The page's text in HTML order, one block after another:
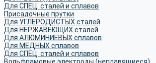
Для СПЕЦ. сталей и сплавов
Присадочные прутки
Для УГЛЕРОДИСТЫХ сталей
Для НЕРЖАВЕЮЩИХ сталей
Для АЛЮМИНИЕВЫХ сплавов
Для МЕДНЫХ сплавов
Для СПЕЦ. сталей и сплавов